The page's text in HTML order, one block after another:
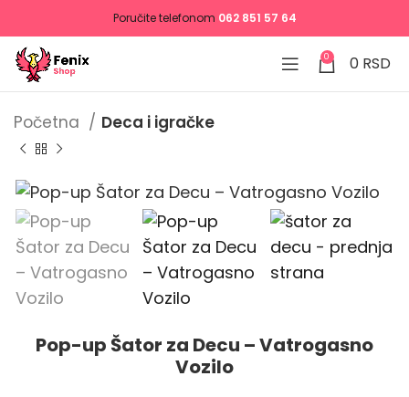
Poručite telefonom 062 851 57 64
0 0 RSD
Početna Deca i igračke
Pop-up Šator za Decu – Vatrogasno
Vozilo